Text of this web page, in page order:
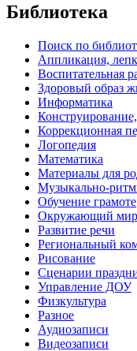
Библиотека
Поиск по
Аппликация,
Воспитательная
Здоровый образ
Информатика
Коррекционная
Логопедия
Математика
Материалы для
Музыкально-
Обучение грамоте
Окружающий мир
Развитие речи
Региональный
Рисование
Сценарии
Управление ДОУ
Физкультура
Разное
Аудиозаписи
Видеозаписи